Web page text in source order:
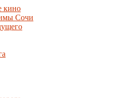
кино
Сочи